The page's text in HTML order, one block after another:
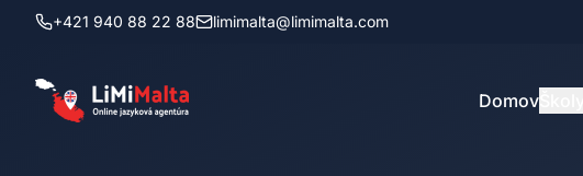
+421 940 88 22 88 limimalta@limimalta.com
Domov